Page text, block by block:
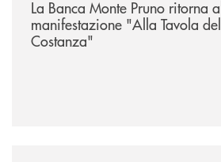
La Banca Monte Pruno ritorna
manifestazione "Alla Tavola
Costanza"